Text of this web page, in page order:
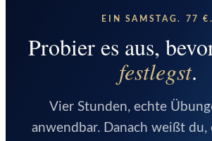
EIN SAMSTAG. 77 €.
Probier es aus,
festlegst.
Vier Stunden, echte
anwendbar. Danach weißt du,